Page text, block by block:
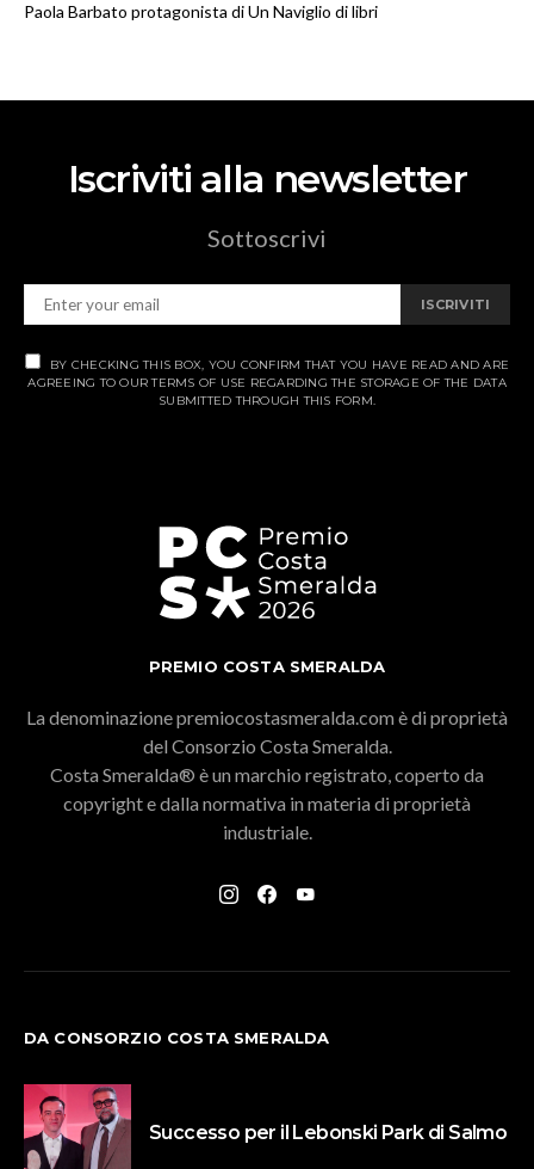
Paola Barbato protagonista di Un Naviglio di libri
Iscriviti alla newsletter
Sottoscrivi
ISCRIVITI
BY CHECKING THIS BOX, YOU CONFIRM THAT YOU HAVE READ AND ARE
AGREEING TO OUR TERMS OF USE REGARDING THE STORAGE OF THE DATA
SUBMITTED THROUGH THIS FORM.
PREMIO COSTA SMERALDA
La denominazione premiocostasmeralda.com è di proprietà
del Consorzio Costa Smeralda.
Costa Smeralda® è un marchio registrato, coperto da
copyright e dalla normativa in materia di proprietà
industriale.
DA CONSORZIO COSTA SMERALDA
Successo per il Lebonski Park di Salmo